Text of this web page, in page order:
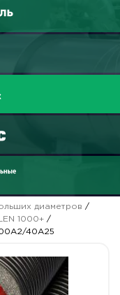
диаметров /
1000+/
40A25